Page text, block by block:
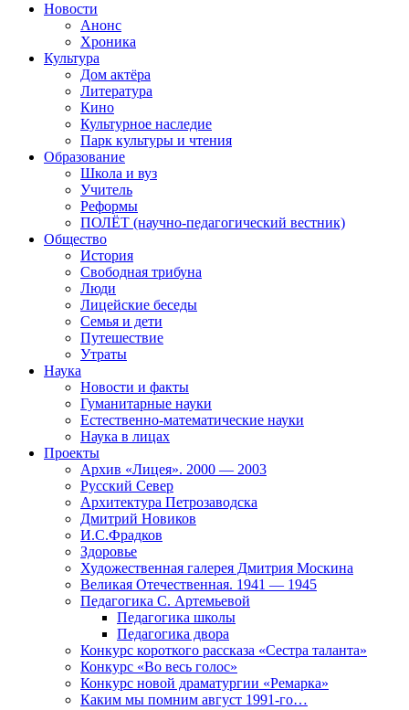
Новости
Анонс
Хроника
Культура
Дом актёра
Литература
Кино
Культурное наследие
Парк культуры и чтения
Образование
Школа и вуз
Учитель
Реформы
ПОЛЁТ (научно-педагогический вестник)
Общество
История
Свободная трибуна
Люди
Лицейские беседы
Семья и дети
Путешествие
Утраты
Наука
Новости и факты
Гуманитарные науки
Естественно-математические науки
Наука в лицах
Проекты
Архив «Лицея». 2000 — 2003
Русский Север
Архитектура Петрозаводска
Дмитрий Новиков
И.С.Фрадков
Здоровье
Художественная галерея Дмитрия Москина
Великая Отечественная. 1941 — 1945
Педагогика С. Артемьевой
Педагогика школы
Педагогика двора
Конкурс короткого рассказа «Сестра таланта»
Конкурс «Во весь голос»
Конкурс новой драматургии «Ремарка»
Каким мы помним август 1991-го…